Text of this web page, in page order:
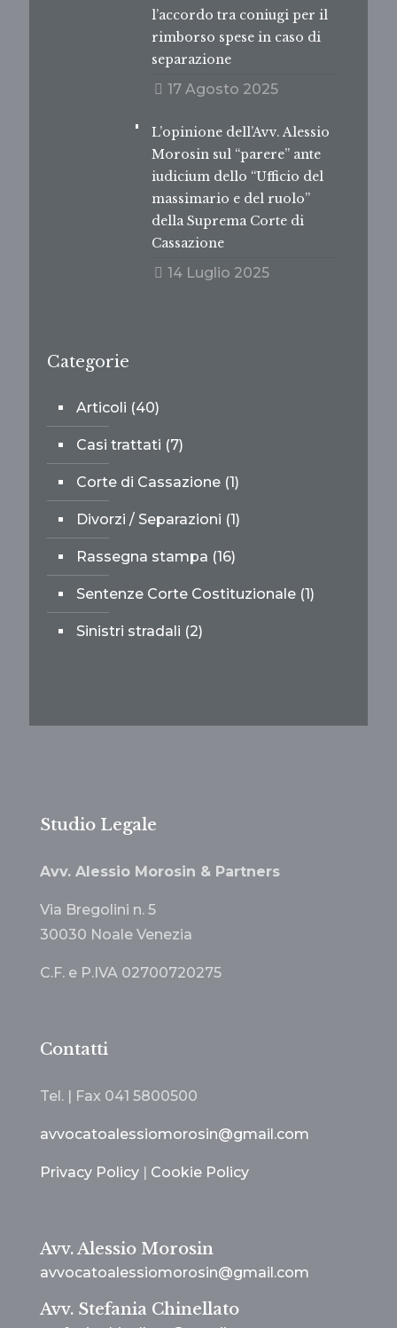
l’accordo tra coniugi per il
rimborso spese in caso di
separazione
17 Agosto 2025
L’opinione dell’Avv. Alessio
Morosin sul “parere” ante
iudicium dello “Ufficio del
massimario e del ruolo”
della Suprema Corte di
Cassazione
14 Luglio 2025
Categorie
Articoli (40)
Casi trattati (7)
Corte di Cassazione (1)
Divorzi / Separazioni (1)
Rassegna stampa (16)
Sentenze Corte Costituzionale (1)
Sinistri stradali (2)
Studio Legale
Avv. Alessio Morosin & Partners
Via Bregolini n. 5
30030 Noale Venezia
C.F. e P.IVA 02700720275
Contatti
Tel. | Fax 041 5800500
avvocatoalessiomorosin@gmail.com
Privacy Policy | Cookie Policy
Avv. Alessio Morosin
avvocatoalessiomorosin@gmail.com
Avv. Stefania Chinellato